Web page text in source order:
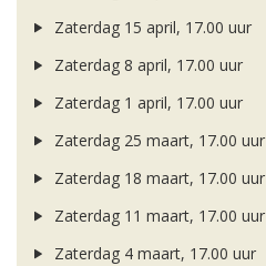
Zaterdag 15 april, 17.00 uur
Zaterdag 8 april, 17.00 uur
Zaterdag 1 april, 17.00 uur
Zaterdag 25 maart, 17.00 uur
Zaterdag 18 maart, 17.00 uur
Zaterdag 11 maart, 17.00 uur
Zaterdag 4 maart, 17.00 uur